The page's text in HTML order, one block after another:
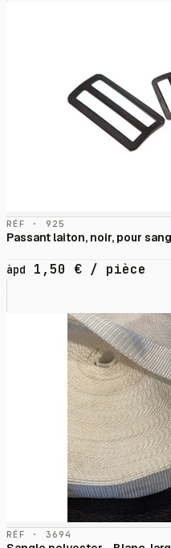
RÉF · 925
Passant laiton, noir, pour
àpd 1,50 € / pièce
RÉF · 3694